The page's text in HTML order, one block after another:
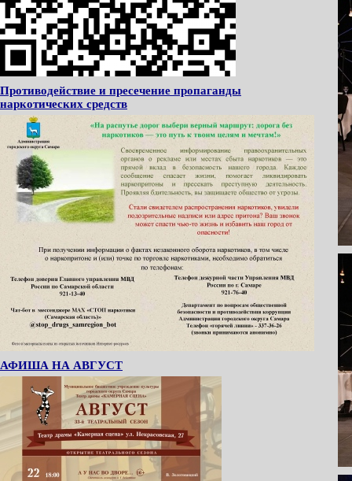
Противодействие и пресечение пропаганды
наркотических средств
АФИША НА АВГУСТ